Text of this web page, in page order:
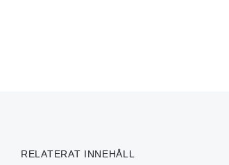
RELATERAT INNEHÅLL